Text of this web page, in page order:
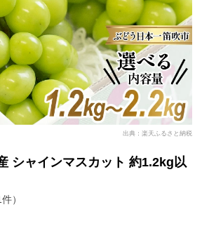
出典：楽天ふるさと納税
シャインマスカット 約1.2kg以
）